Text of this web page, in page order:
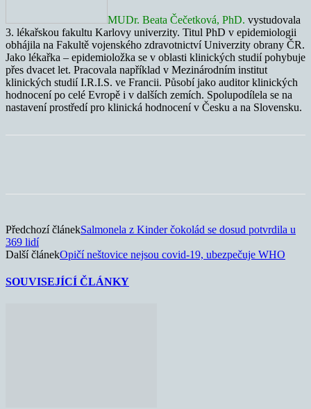
MUDr. Beata Čečetková, PhD. vystudovala
3. lékařskou fakultu Karlovy univerzity. Titul PhD v epidemiologii
obhájila na Fakultě vojenského zdravotnictví Univerzity obrany ČR.
Jako lékařka – epidemioložka se v oblasti klinických studií pohybuje
přes dvacet let. Pracovala například v Mezinárodním institut
klinických studií I.R.I.S. ve Francii. Působí jako auditor klinických
hodnocení po celé Evropě i v dalších zemích. Spolupodílela se na
nastavení prostředí pro klinická hodnocení v Česku a na Slovensku.
Předchozí článekSalmonela z Kinder čokolád se dosud potvrdila u
369 lidí
Další článekOpičí neštovice nejsou covid-19, ubezpečuje WHO
SOUVISEJÍCÍ ČLÁNKY